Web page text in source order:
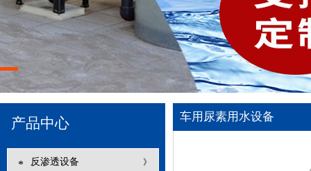
产品中心
* 反渗透设备 》
车用尿素用水设备